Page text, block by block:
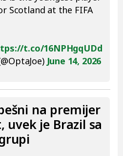
Scotland at the FIFA
t.co/16NPHgqUDd
June 14, 2026
na premijer
uvek je Brazil sa